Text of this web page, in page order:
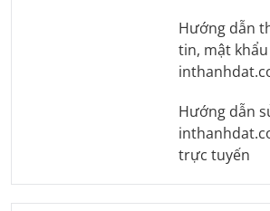
Hướng dẫn
tin, mật
Hướng dẫn
trực tuyến